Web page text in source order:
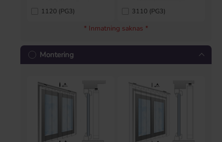
1120 (PG3) 3110 (PG3)
* Inmatning saknas *
Montering